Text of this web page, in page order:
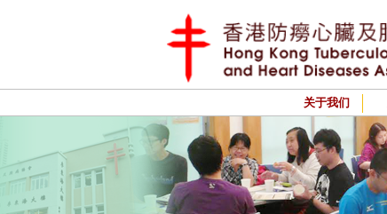
关于我们